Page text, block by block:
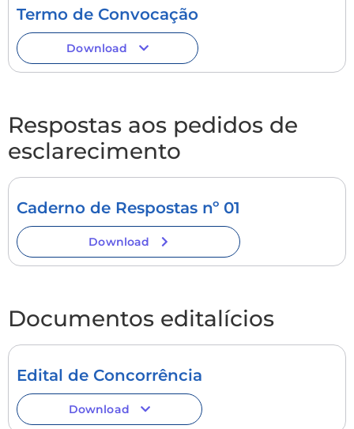
Termo de Convocação
Download
Respostas aos pedidos de
esclarecimento
Caderno de Respostas nº 01
Download
Documentos editalícios
Edital de Concorrência
Download